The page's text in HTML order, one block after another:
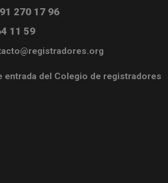
91 270 17 96
11 59
entrada del Colegio de registradores